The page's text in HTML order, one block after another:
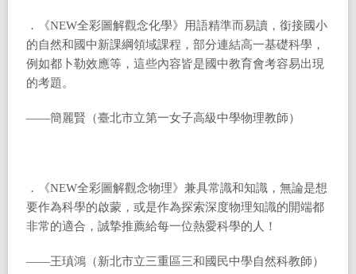
．《NEW全彩圖解觀念化學》用語精準而易讀，銜接國小
的自然和國中新課綱領域課程，部分連結高一基礎科學，
例如都卜勒效應等，這些內容皆是國中教育會考容易出現
的考題。
——簡麗賢（臺北市立第一女子高級中學物理教師）
．《NEW全彩圖解觀念物理》兼具常識和知識，無論是想
要作為科學的啟蒙，或是作為探索深度物理知識的開端都
非常的適合，誠摯推薦給每一位熱愛科學的人！
——王瑱鴻（新北市立三重區三和國民中學自然科教師）